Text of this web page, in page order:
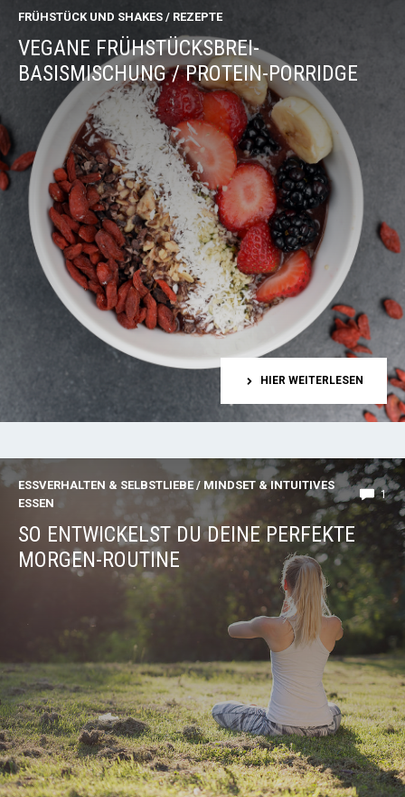
FRÜHSTÜCK UND SHAKES / REZEPTE
VEGANE FRÜHSTÜCKSBREI-
BASISMISCHUNG / PROTEIN-PORRIDGE
HIER WEITERLESEN
ESSVERHALTEN & SELBSTLIEBE/ MINDSET & INTUITIVES
ESSEN
1
SO ENTWICKELST DU DEINE PERFEKTE
MORGEN-ROUTINE